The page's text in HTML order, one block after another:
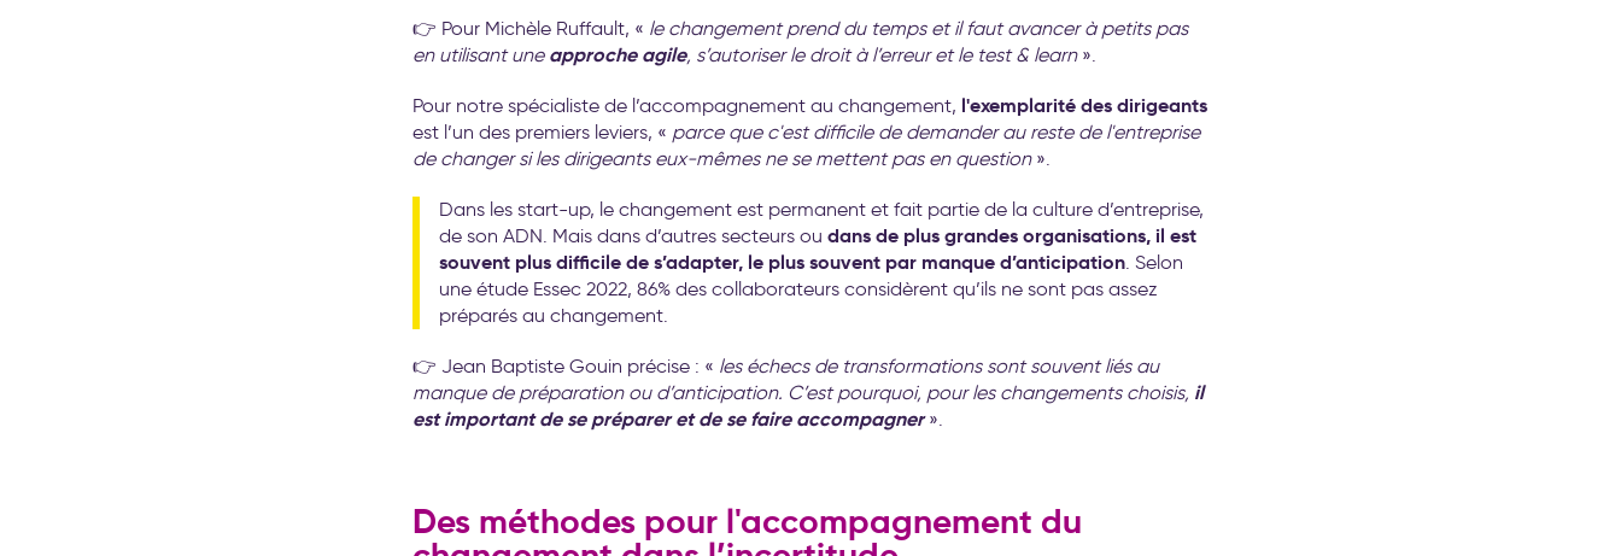
👉 Pour Michèle Ruffault, « le changement prend du temps et il faut avancer à petits pas
en utilisant une approche agile, s’autoriser le droit à l’erreur et le test & learn».
Pour notre spécialiste de l’accompagnement au changement, l'exemplarité des dirigeants
est l’un des premiers leviers, « parce que c'est difficile de demander au reste de l'entreprise
de changer si les dirigeants eux-mêmes ne se mettent pas en question».
Dans les start-up, le changement est permanent et fait partie de la culture d’entreprise,
de son ADN. Mais dans d’autres secteurs ou dans de plus grandes organisations, il est
souvent plus difficile de s’adapter, le plus souvent par manque d’anticipation. Selon
une étude Essec 2022, 86% des collaborateurs considèrent qu’ils ne sont pas assez
préparés au changement.
👉 Jean Baptiste Gouin précise : « les échecs de transformations sont souvent liés au
manque de préparation ou d’anticipation. C’est pourquoi, pour les changements choisis, il
est important de se préparer et de se faire accompagner».
Des méthodes pour l'accompagnement du